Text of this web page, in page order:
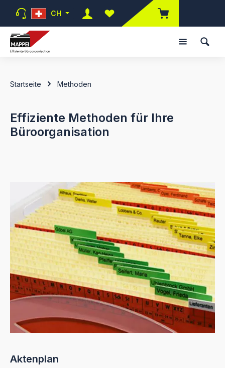
Zum Hauptinhalt springen
CH
Du hast 0 Produkte auf dem
Startseite Methoden
Effiziente Methoden für Ihre
Büroorganisation
Aktenplan